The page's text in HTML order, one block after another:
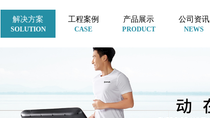
解决方案
SOLUTION
工程案例
CASE
产品展示
PRODUCT
公司资讯
NEWS